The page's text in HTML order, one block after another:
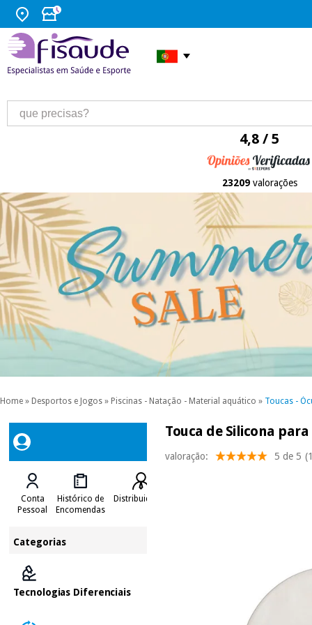
4,8 / 5
23209valorações
Home » Desportos e Jogos » Piscinas - Natação - Material aquático » Toucas -
Conta
Pessoal
Histórico de
Encomendas
Distribuidores
Categorias
Tecnologias Diferenciais
Touca de Silicona
valoração: 5 de 5